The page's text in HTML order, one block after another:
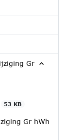
Gr
53 KB
Gr hWh